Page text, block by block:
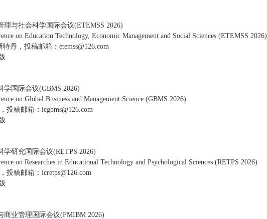
理与社会科学国际会议(ETEMSS 2026)
on Education Technology, Economic Management and Social Sciences (ETEMSS 2026)
丹，投稿邮箱：etemss@126.com
学国际会议(GBMS 2026)
on Global Business and Management Science (GBMS 2026)
投稿邮箱：icgbms@126.com
学研究国际会议(RETPS 2026)
on Researches in Educational Technology and Psychological Sciences (RETPS 2026)
投稿邮箱：icretps@126.com
商业管理国际会议(FMIBM 2026)